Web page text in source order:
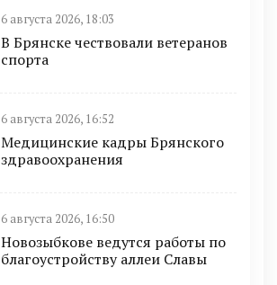
6 августа 2026, 18:03
В Брянске чествовали ветеранов
спорта
6 августа 2026, 16:52
Медицинские кадры Брянского
здравоохранения
6 августа 2026, 16:50
Новозыбкове ведутся работы по
благоустройству аллеи Славы